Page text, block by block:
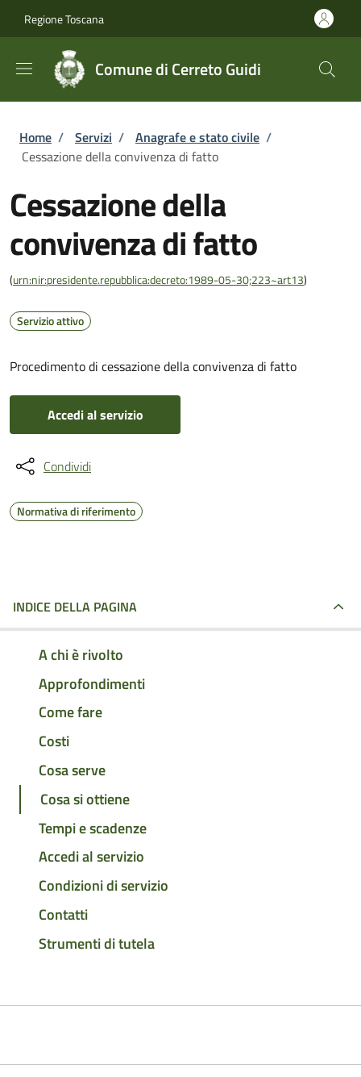
Regione Toscana
Comune di Cerreto Guidi
Briciole di pane
Home / Servizi / Anagrafe e stato civile /
Cessazione della convivenza di fatto
Cessazione della
convivenza di fatto
(urn:nir:presidente.repubblica:decreto:1989-05-30;223~art13)
Servizio attivo
Procedimento di cessazione della convivenza di fatto
Accedi al servizio
Condividi
Normativa di riferimento
INDICE DELLA PAGINA
A chi è rivolto
Approfondimenti
Come fare
Costi
Cosa serve
Cosa si ottiene
Tempi e scadenze
Accedi al servizio
Condizioni di servizio
Contatti
Strumenti di tutela